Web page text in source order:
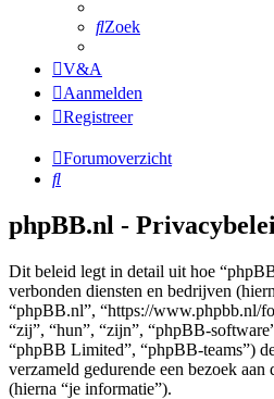
Zoek
V&A
Aanmelden
Registreer
Forumoverzicht
Zoek
phpBB.nl -
Dit beleid legt in detail uit hoe
verbonden diensten en bedrijven
“phpBB.nl”, “https://www.phpbb.nl/
“zij”, “hun”, “zijn”, “phpBB-
“phpBB Limited”, “phpBB-teams”)
verzameld gedurende een bezoek
(hierna “je informatie”).